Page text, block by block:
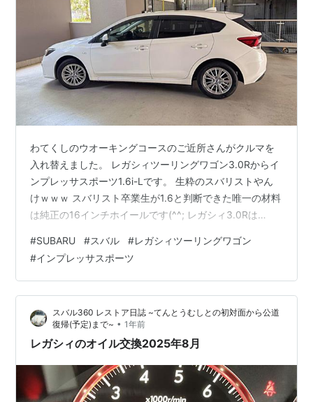
わてくしのウオーキングコースのご近所さんがクルマを
入れ替えました。 レガシィツーリングワゴン3.0Rからイ
ンプレッサスポーツ1.6i-Lです。 生粋のスバリストやん
けｗｗｗ スバリスト卒業生が1.6と判断できた唯一の材料
は純正の16インチホイールです(^^; レガシィ3.0Rは
した。 レガシィTW 3.0R：全長4,680*全幅1,730*全高
1,470mm インプレッサスポーツ：全長4,460*全幅
1,775*全高1,480mm 全長以外はインプの方が大きいです
が、前方斜めから見ると小さく見えます。 蛇足ですが、
わてくしがカローラセ…
#SUBARU #スバル #レガシィツーリングワゴン
#インプレッサスポーツ
スバル360 レストア日誌 ~てんとうむしとの初対面から公道
復帰(予定)まで~ • 1年前
レガシィのオイル交換2025年8月